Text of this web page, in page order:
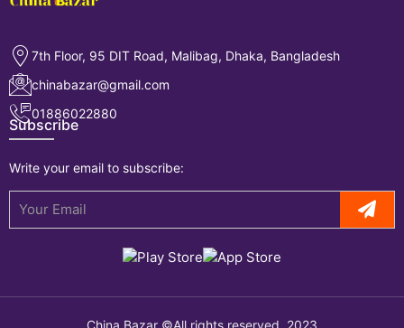
7th Floor, 95 DIT Road, Malibag, Dhaka, Bangladesh
chinabazar@gmail.com
01886022880
Subscribe
Write your email to subscribe: